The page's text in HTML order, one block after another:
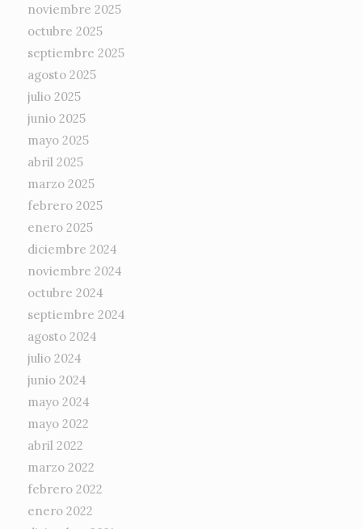
noviembre 2025
octubre 2025
septiembre 2025
agosto 2025
julio 2025
junio 2025
mayo 2025
abril 2025
marzo 2025
febrero 2025
enero 2025
diciembre 2024
noviembre 2024
octubre 2024
septiembre 2024
agosto 2024
julio 2024
junio 2024
mayo 2024
mayo 2022
abril 2022
marzo 2022
febrero 2022
enero 2022